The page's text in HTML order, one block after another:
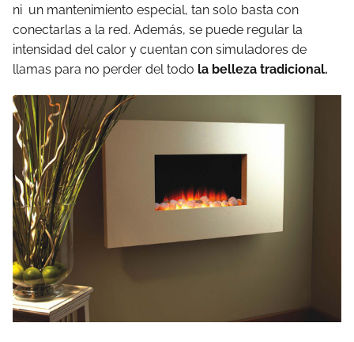
ni un mantenimiento especial, tan solo basta con
conectarlas a la red. Además, se puede regular la
intensidad del calor y cuentan con simuladores de
llamas para no perder del todo la belleza tradicional.